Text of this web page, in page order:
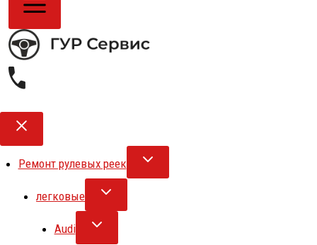
Ремонт рулевых реек
легковые
Audi